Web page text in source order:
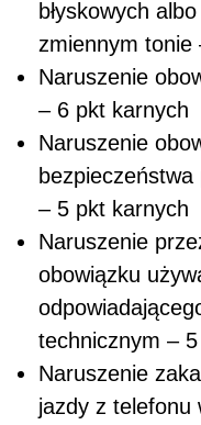
błyskowych
zmiennym tonie
Naruszenie
– 6 pkt karnych
Naruszenie
– 5 pkt karnych
Naruszenie
obowiązku
technicznym –
Naruszenie
jazdy z telefonu